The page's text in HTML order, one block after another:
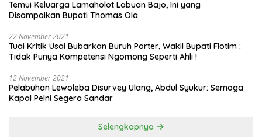
Temui Keluarga Lamaholot Labuan Bajo, Ini yang
Disampaikan Bupati Thomas Ola
22 November 2021
Tuai Kritik Usai Bubarkan Buruh Porter, Wakil Bupati Flotim :
Tidak Punya Kompetensi Ngomong Seperti Ahli !
12 November 2021
Pelabuhan Lewoleba Disurvey Ulang, Abdul Syukur: Semoga
Kapal Pelni Segera Sandar
Selengkapnya